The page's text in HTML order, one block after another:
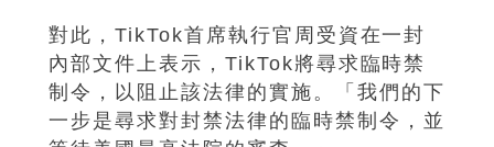
對此，TikTok首席執行官周受資在一封
內部文件上表示，TikTok將尋求臨時禁
制令，以阻止該法律的實施。「我們的下
一步是尋求對封禁法律的臨時禁制令，並